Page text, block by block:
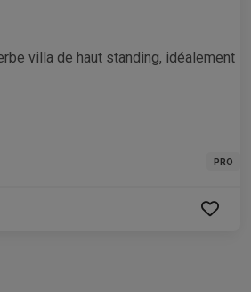
villa de haut standing, idéalement
PRO